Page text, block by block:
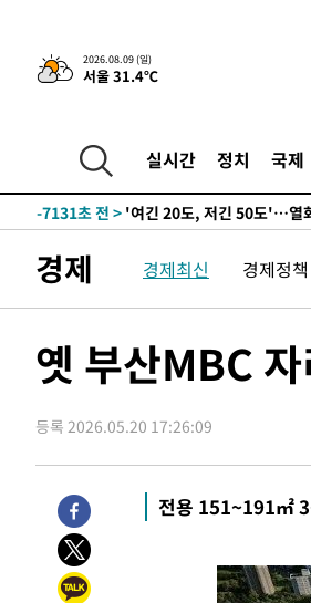
2026.08.09 (일)
서울 31.4℃
실시간 정치 국제
-26933초 전 >[속보]장은수, KLPGA 제주
정상
-22298초 전 >"얼마나 더웠으면"…안동
-21497초 전 >
'2경기 연속 침묵' 손흥민,
-20249초 전 >
-7131초 전 > '여긴 20도, 저긴 50도'…열
-196초 전 >
튀르키예 외무장관, "메카 3
43분 전 >이군이 불법 군시설 건설한 레바
2시간 전 >美 국방부, 켄달 전 공군장관
2시간 전 >“美 이란전 무기 소진…북한과
-26933초 전 >[속보]장은수, KLPGA 제
-22298초 전 >
"얼마나 더웠으면"…안동
-22225초 전 >
손흥민, 68분 뛰고 2경기
-21497초 전 >
-20249초 전 >
이강인, 오늘 서울서 AT
경제 경제최신 경제정책
옛 부산MBC
등록 2026.05.20 17:26:09
전용 151~191㎡